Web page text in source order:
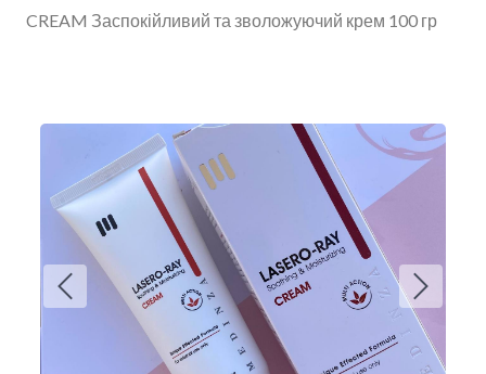
CREAM Заспокійливий та зволожуючий крем 100 гр